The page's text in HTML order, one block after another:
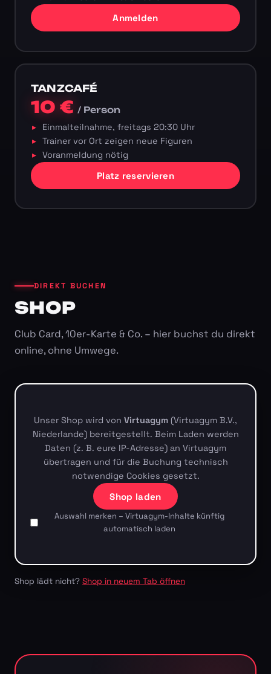
Anmelden
TANZCAFÉ
10 €/ Person
Einmalteilnahme, freitags 20:30 Uhr
Trainer vor Ort zeigen neue Figuren
Voranmeldung nötig
Platz reservieren
DIREKT BUCHEN
SHOP
Club Card, 10er-Karte & Co. – hier buchst du direkt
online, ohne Umwege.
Unser Shop wird von Virtuagym (Virtuagym B.V.,
Niederlande) bereitgestellt. Beim Laden werden
Daten (z. B. eure IP-Adresse) an Virtuagym
übertragen und für die Buchung technisch
notwendige Cookies gesetzt.
Shop laden
Auswahl merken – Virtuagym-Inhalte künftig
automatisch laden
Shop lädt nicht? Shop in neuem Tab öffnen